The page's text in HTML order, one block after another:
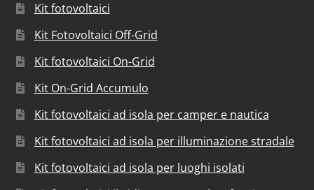
Kit fotovoltaici
Kit Fotovoltaici Off-Grid
Kit fotovoltaici On-Grid
Kit On-Grid Accumulo
Kit fotovoltaici ad isola per camper e nautica
Kit fotovoltaici ad isola per illuminazione stradale
Kit fotovoltaici ad isola per luoghi isolati